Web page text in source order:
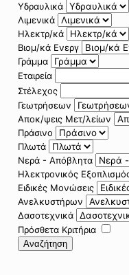
Υδραυλικά
Λιμενικά
Ηλεκτρ/κά
Βιομ/κά Ενεργ
Γράμμα
Εταιρεία
Στέλεχος
Γεωτρήσεων
Αποκ/ψεις Μετ/λείων
Πράσινο
Πλωτά
Νερά - Απόβλητα
Ηλεκτρονικός
Ειδικές Μονώσεις
Ανελκυστήρων
Δασοτεχνικά
Πρόσθετα Κριτήρια
Αναζήτηση